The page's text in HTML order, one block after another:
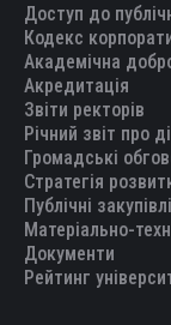
Доступ до
Кодекс
Академічна
Акредитація
Звіти ректорів
Річний звіт про
Громадські
Стратегія
Публічні закупівлі
Матеріально-
Документи
Рейтинг